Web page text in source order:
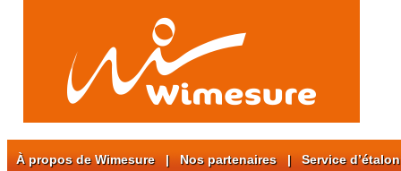
À propos de Wimesure| Nos partenaires| Service